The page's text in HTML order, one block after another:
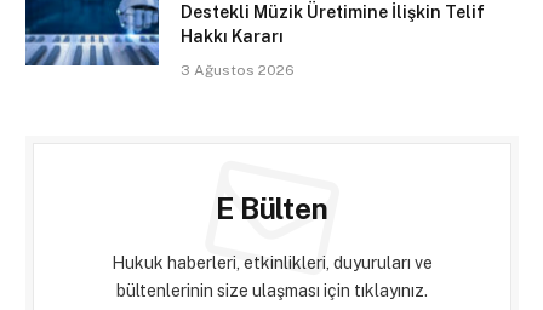
Destekli Müzik Üretimine İlişkin Telif
Hakkı Kararı
3 Ağustos 2026
E Bülten
Hukuk haberleri, etkinlikleri, duyuruları ve
bültenlerinin size ulaşması için tıklayınız.